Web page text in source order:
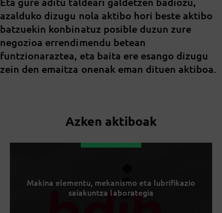
azalduko dizugu nola aktibo hori beste aktibo
batzuekin konbinatuz posible duzun zure
negozioa errendimendu betean
funtzionaraztea, eta baita ere esango dizugu
zein den emaitza onenak eman dituen aktiboa.
Azken aktiboak
Makina elementu, mekanismo eta lubrifikazio
saiakuntza laborategia